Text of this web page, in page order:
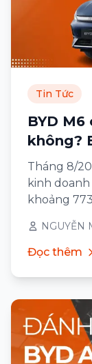
Tin Tức
BYD
không?
Tháng 8/
kinh doanh
khoảng
3.000 km
đồng/tháng
NGUYỄN
Đọc thêm